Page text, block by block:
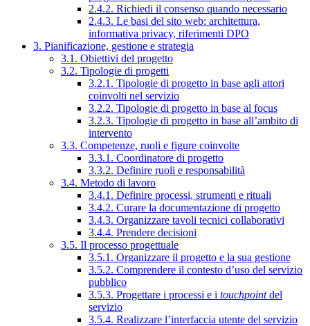
2.4.2. Richiedi il consenso quando necessario
2.4.3. Le basi del sito web: architettura,
informativa privacy, riferimenti DPO
3. Pianificazione, gestione e strategia
3.1. Obiettivi del progetto
3.2. Tipologie di progetti
3.2.1. Tipologie di progetto in base agli attori
coinvolti nel servizio
3.2.2. Tipologie di progetto in base al focus
3.2.3. Tipologie di progetto in base all’ambito di
intervento
3.3. Competenze, ruoli e figure coinvolte
3.3.1. Coordinatore di progetto
3.3.2. Definire ruoli e responsabilità
3.4. Metodo di lavoro
3.4.1. Definire processi, strumenti e rituali
3.4.2. Curare la documentazione di progetto
3.4.3. Organizzare tavoli tecnici collaborativi
3.4.4. Prendere decisioni
3.5. Il processo progettuale
3.5.1. Organizzare il progetto e la sua gestione
3.5.2. Comprendere il contesto d’uso del servizio
pubblico
3.5.3. Progettare i processi e i touchpointdel
servizio
3.5.4. Realizzare l’interfaccia utente del servizio